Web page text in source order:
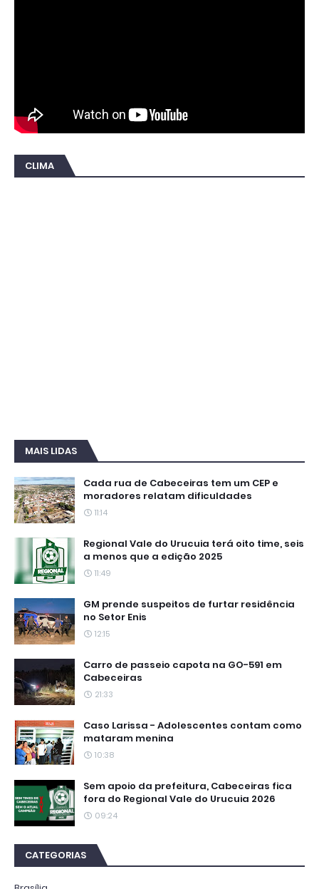
CLIMA
MAIS LIDAS
Cada rua de Cabeceiras tem um CEP e
moradores relatam dificuldades
11:14
Regional Vale do Urucuia terá oito time, seis
a menos que a edição 2025
11:49
GM prende suspeitos de furtar residência
no Setor Enis
12:15
Carro de passeio capota na GO-591 em
Cabeceiras
21:33
Caso Larissa - Adolescentes contam como
mataram menina
10:38
Sem apoio da prefeitura, Cabeceiras fica
fora do Regional Vale do Urucuia 2026
09:24
CATEGORIAS